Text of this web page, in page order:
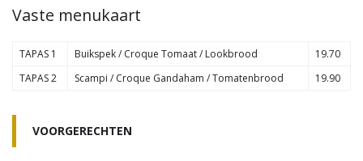
Vaste menukaart
TAPAS 1 Buikspek / Croque Tomaat / Lookbrood
19.70
TAPAS 2
Scampi / Croque Gandaham / Tomatenbrood 19.90
VOORGERECHTEN